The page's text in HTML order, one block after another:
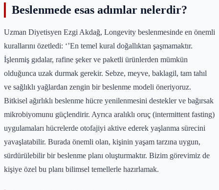
Beslenmede esas adımlar nelerdir?
Uzman Diyetisyen Ezgi Akdağ, Longevity beslenmesinde en önemli
kurallarını özetledi: ‘’En temel kural doğallıktan şaşmamaktır.
İşlenmiş gıdalar, rafine şeker ve paketli ürünlerden mümkün
olduğunca uzak durmak gerekir. Sebze, meyve, baklagil, tam tahıl
ve sağlıklı yağlardan zengin bir beslenme modeli öneriyoruz.
Bitkisel ağırlıklı beslenme hücre yenilenmesini destekler ve bağırsak
mikrobiyomunu güçlendirir. Ayrıca aralıklı oruç (intermittent fasting)
uygulamaları hücrelerde otofajiyi aktive ederek yaşlanma sürecini
yavaşlatabilir. Burada önemli olan, kişinin yaşam tarzına uygun,
sürdürülebilir bir beslenme planı oluşturmaktır. Bizim görevimiz de
kişiye özel bu planı bilimsel temellerle hazırlamak.